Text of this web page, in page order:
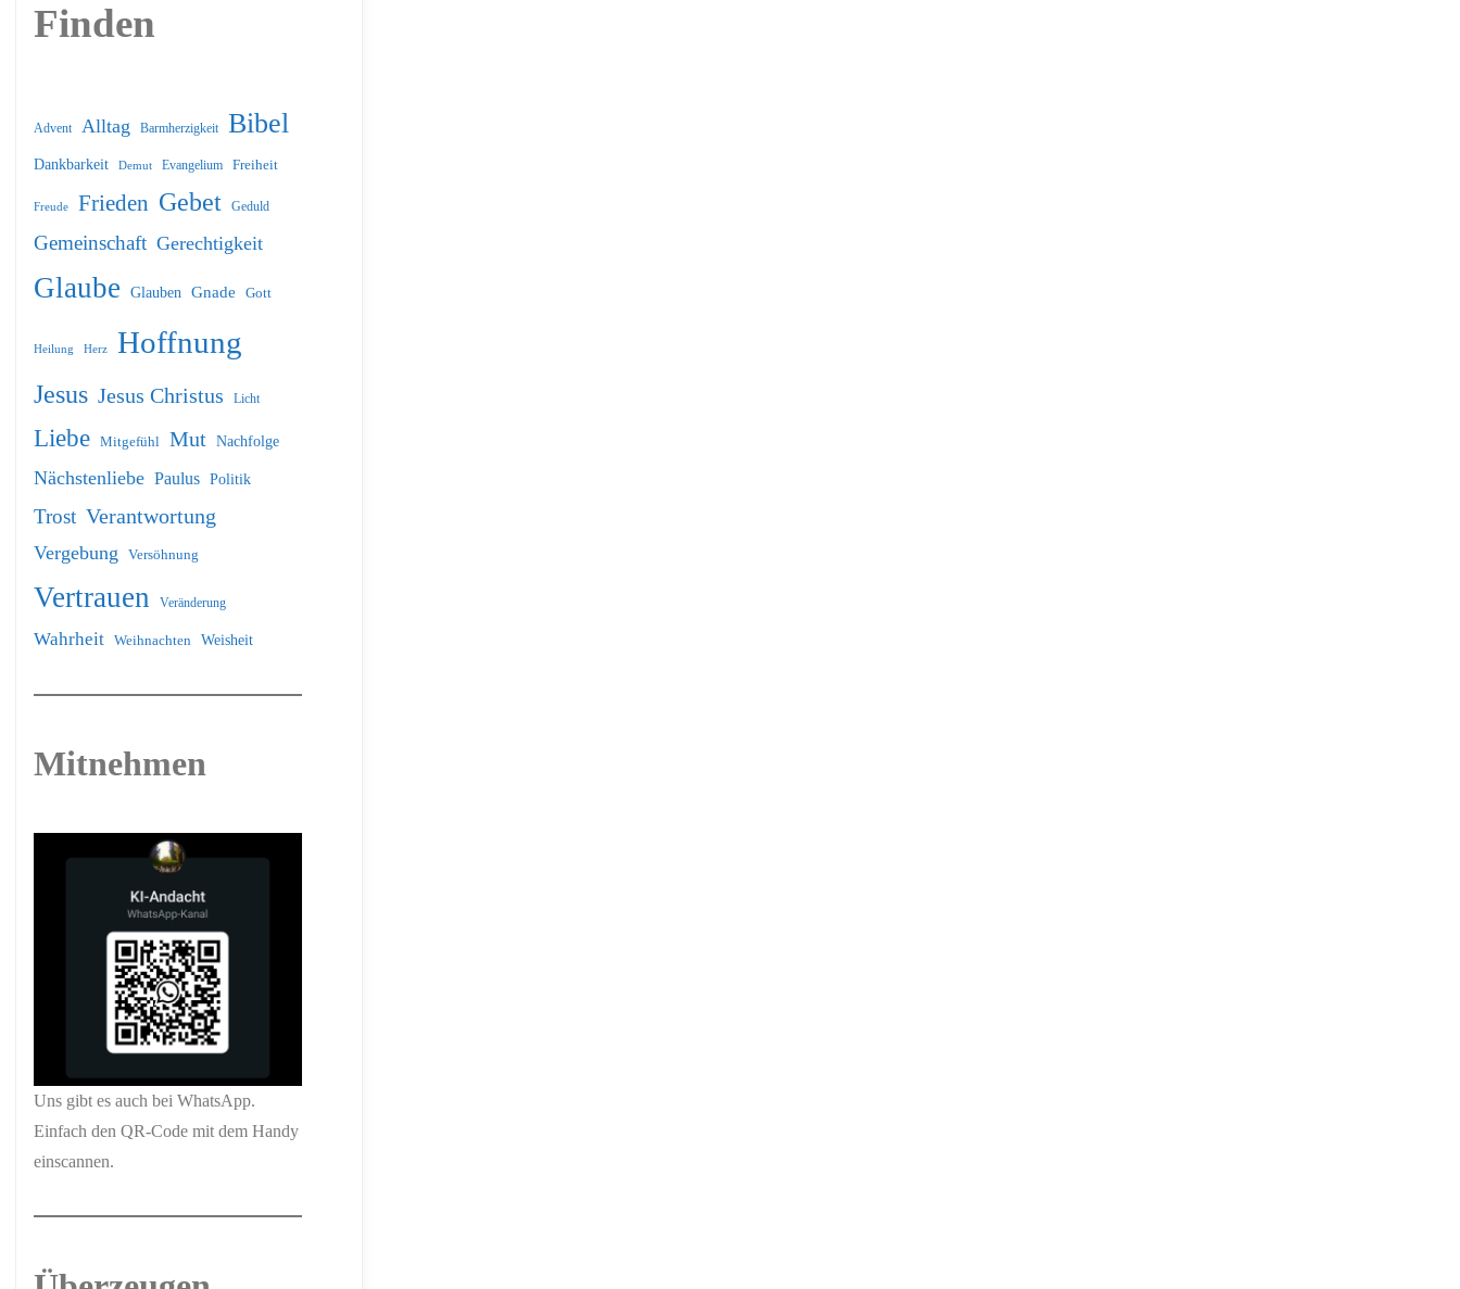
Finden
Advent Alltag Barmherzigkeit Bibel
Dankbarkeit Demut Evangelium Freiheit
Freude Frieden Gebet Geduld
Gemeinschaft Gerechtigkeit
Glaube Glauben Gnade Gott
Heilung Herz Hoffnung
Jesus Jesus Christus Licht
Liebe Mitgefühl Mut Nachfolge
Nächstenliebe Paulus Politik
Trost Verantwortung
Vergebung Versöhnung
Vertrauen Veränderung
Wahrheit Weihnachten Weisheit
Mitnehmen
Uns gibt es auch bei WhatsApp.
Einfach den QR-Code mit dem Handy
einscannen.